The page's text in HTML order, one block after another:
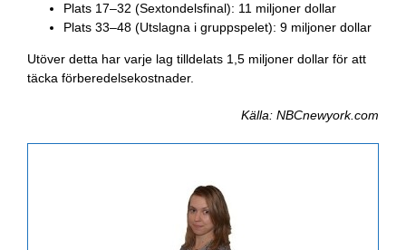
Plats 17–32 (Sextondelsfinal): 11 miljoner dollar
Plats 33–48 (Utslagna i gruppspelet): 9 miljoner dollar
Utöver detta har varje lag tilldelats 1,5 miljoner dollar för att
täcka förberedelsekostnader.
Källa: NBCnewyork.com